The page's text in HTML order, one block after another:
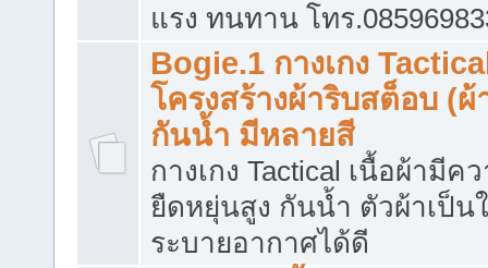
แรง ทนทาน โทร
Bogie.1 กางเกง
โครงสร้างผ้าริบสต็อบ (
กันน้ำ มีหลายสี
กางเกง Tactical เนื้อผ้ามีค
ยืดหยุ่นสูง กันน้ำ ตัวผ้าเป็น
ระบายอากาศได้ดี